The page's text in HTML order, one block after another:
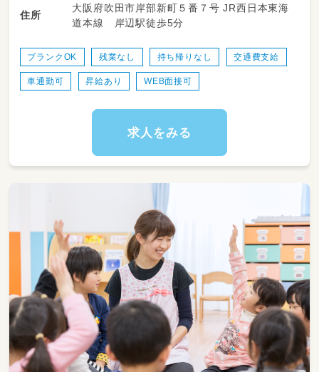
とりにしっかり向き合える時間が多くありま
す。勤務日数や時間は相談可能で、ライフスタ
＜スケジュール例＞
07:30～登園
11:00～昼食
12:30～午睡(事務作業/ブレスチェック/休憩)
18:30～降園
住所
大阪府吹田市岸部新町５番７号 JR西日本東海
道本線 岸辺駅徒歩5分
ブランクOK 残業なし 持ち帰りなし 交通費支給
車通勤可 昇給あり WEB面接可
求人をみる